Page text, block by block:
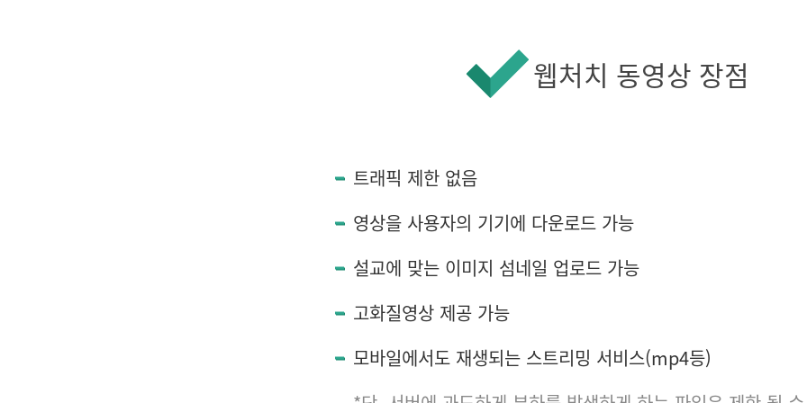
웹처치 동영상 장점
트래픽 제한 없음
영상을 사용자의 기기에 다운로드 가능
설교에 맞는 이미지 섬네일 업로드 가능
고화질영상 제공 가능
모바일에서도 재생되는 스트리밍 서비스(mp4등)